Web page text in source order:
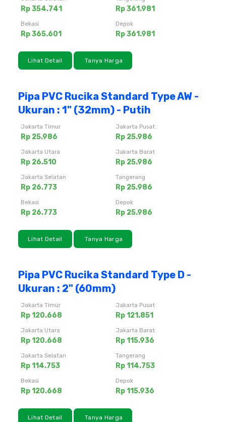
Rp 354.741 Rp 361.981
Bekasi
Rp 365.601
Depok
Rp 361.981
Lihat Detail Tanya Harga
Pipa PVC Rucika Standard Type AW -
Ukuran : 1" (32mm) - Putih
Jakarta Timur
Rp 25.986
Jakarta Pusat
Rp 25.986
Jakarta Utara
Rp 26.510
Jakarta Barat
Rp 25.986
Jakarta Selatan
Rp 26.773
Tangerang
Rp 25.986
Bekasi
Rp 26.773
Depok
Rp 25.986
Lihat Detail Tanya Harga
Pipa PVC Rucika Standard Type D -
Ukuran : 2" (60mm)
Jakarta Timur
Rp 120.668
Jakarta Pusat
Rp 121.851
Jakarta Utara
Rp 120.668
Jakarta Barat
Rp 115.936
Jakarta Selatan
Rp 114.753
Tangerang
Rp 114.753
Bekasi
Rp 120.668
Depok
Rp 115.936
Lihat Detail Tanya Harga